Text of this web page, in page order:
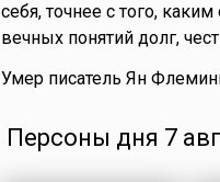
себя, точнее с того,
вечных понятий долг,
Умер писатель Ян
Персоны дня 7